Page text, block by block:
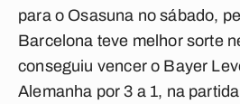
para o Osasuna no sábado,
Barcelona teve melhor sorte
conseguiu vencer o Bayer
Alemanha por 3 a 1, na